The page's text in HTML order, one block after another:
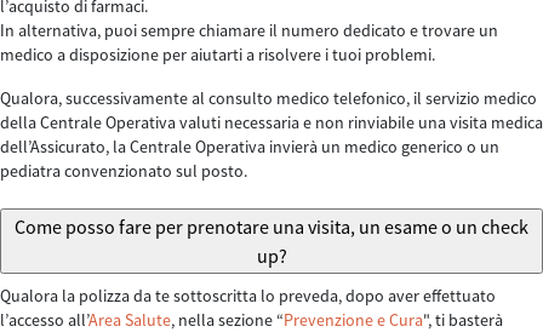
l’acquisto di farmaci.
In alternativa, puoi sempre chiamare il numero dedicato e trovare un
medico a disposizione per aiutarti a risolvere i tuoi problemi.
Qualora, successivamente al consulto medico telefonico, il servizio medico
della Centrale Operativa valuti necessaria e non rinviabile una visita medica
dell’Assicurato, la Centrale Operativa invierà un medico generico o un
pediatra convenzionato sul posto.
Come posso fare per prenotare una visita, un esame o un check
up?
Qualora la polizza da te sottoscritta lo preveda, dopo aver effettuato
l’accesso all’Area Salute, nella sezione “Prevenzione e Cura", ti basterà